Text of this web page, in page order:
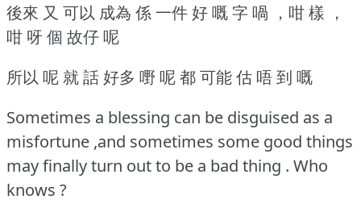
後來 又 可以 成為 係 一件 好 嘅 字 喎 ，咁 樣 ，
咁 呀 個 故仔 呢
所以 呢 就 話 好多 嘢 呢 都 可能 估 唔 到 嘅
Sometimes a blessing can be disguised as a
misfortune ,and sometimes some good things
may finally turn out to be a bad thing . Who
knows ?